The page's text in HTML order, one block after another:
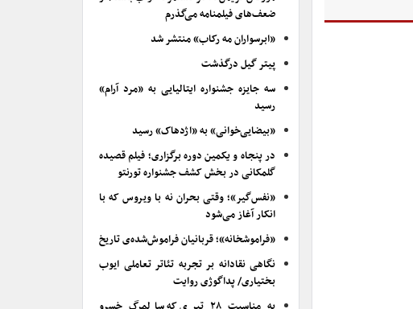
ضعف‌های فیلمنامه می‌گذرم
«ابرسواران مه رکاب» منتشر شد
پیتر گیل درگذشت
سه جایزه جشنواره ایتالیایی به «مرد آرام»
رسید
«بیضایی‌خوانی» به «اژدهاک» رسید
در پنجاه و یکمین دوره برگزاری؛ فیلم قصیده
گلمکانی در بخش کشف جشنواره تورنتو
«نفس‌گیر»؛ وقتی بحران نه با ویروس که با
انکار آغاز می‌شود
«فراموشخانه»؛ قربانیان فراموش‌شده‌ی تاریخ
نگاهی نقادانه بر تجربه تئاتر تعاملی ایوب
بختیاری/ پداگوژی روایت